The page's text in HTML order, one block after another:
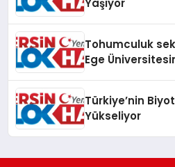
Yaşıyor
Tohumculuk
Ege
Türkiye’nin
Yükseliyor